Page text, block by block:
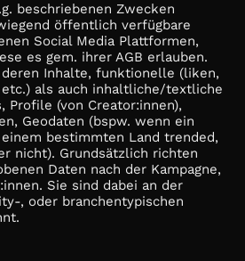
beschriebenen Zwecken
öffentlich verfügbare
Social Media Plattformen,
es gem. ihrer AGB erlauben.
Inhalte, funktionelle (liken,
als auch inhaltliche/textliche
Profile (von Creator:innen),
Geodaten (bspw. wenn ein
bestimmten Land trended,
nicht). Grundsätzlich richten
Daten nach der Kampagne,
Sie sind dabei an der
, oder branchentypischen